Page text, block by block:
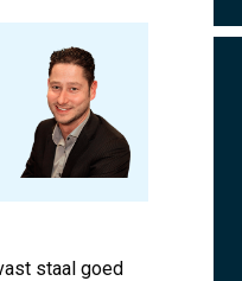
staal goed